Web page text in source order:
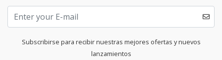
Subscribirse para recibir nuestras mejores ofertas y nuevos
lanzamientos